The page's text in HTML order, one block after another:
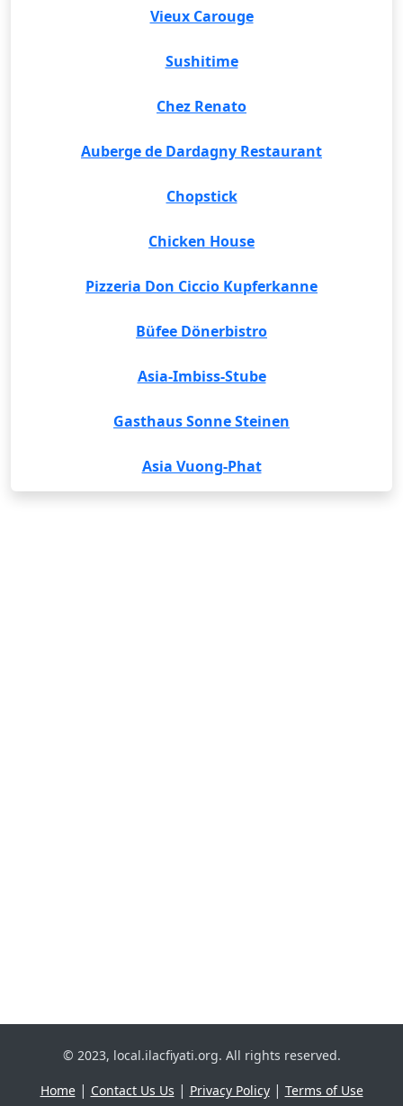
Vieux Carouge
Sushitime
Chez Renato
Auberge de Dardagny Restaurant
Chopstick
Chicken House
Pizzeria Don Ciccio Kupferkanne
Büfee Dönerbistro
Asia-Imbiss-Stube
Gasthaus Sonne Steinen
Asia Vuong-Phat
© 2023, local.ilacfiyati.org. All rights reserved.
Home| Contact Us Us | Privacy Policy| Terms of Use